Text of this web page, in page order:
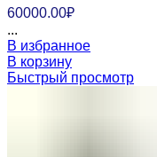
60000.00₽
...
В избранное
В корзину
Быстрый просмотр